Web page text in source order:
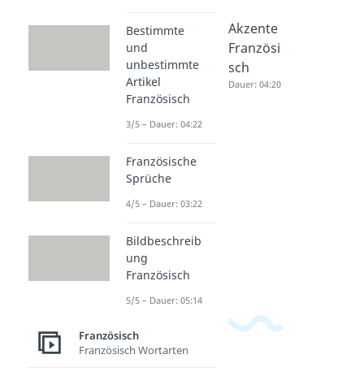
Farben
Französi
sch
Dauer: 04:27
Alphabe
Französi
Dauer: 04:06
Akzente
Französi
sch
Dauer: 04:20
Bestimmte
und
unbestimmte
Artikel
Französisch
3/5 – Dauer: 04:22
Französische
Sprüche
4/5 – Dauer: 03:22
Bildbeschreib
ung
Französisch
5/5 – Dauer: 05:14
Französisch
Französisch Wortarten